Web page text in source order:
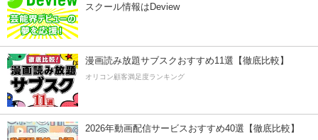
スクール情報はDeview
漫画読み放題サブスクおすすめ11選【徹底比較】
オリコン顧客満足度ランキング
2026年動画配信サービスおすすめ40選【徹底比較】